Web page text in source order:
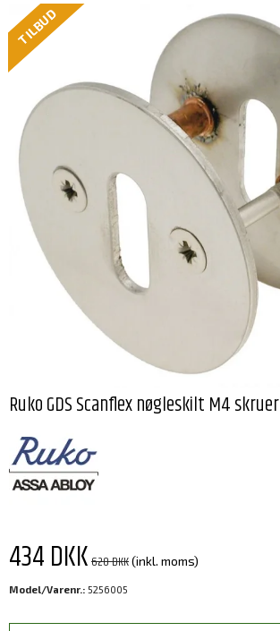
TILBUD
Ruko GDS Scanflex nøgleskilt M4 skruer
434 DKK620 DKK(inkl. moms)
Model/Varenr.: 5256005